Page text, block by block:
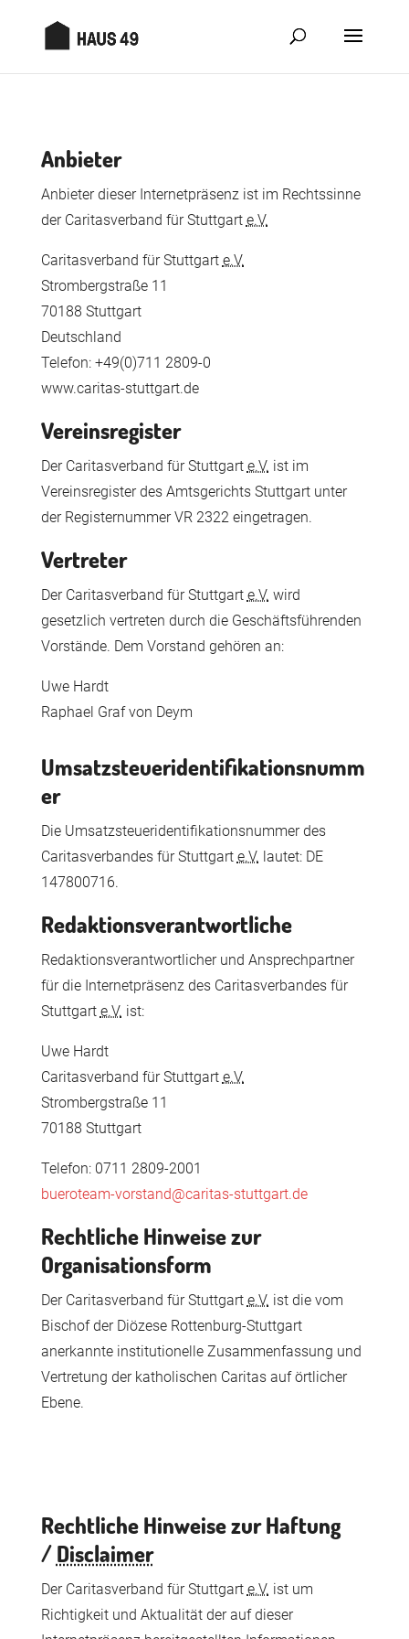
Anbieter
Anbieter dieser Internetpräsenz ist im Rechtssinne
der Caritasverband für Stuttgart e.V.
Caritasverband für Stuttgart e.V.
Strombergstraße 11
70188 Stuttgart
Deutschland
Telefon: +49(0)711 2809-0
www.caritas-stuttgart.de
Vereinsregister
Der Caritasverband für Stuttgart e.V. ist im
Vereinsregister des Amtsgerichts Stuttgart unter
der Registernummer VR 2322 eingetragen.
Vertreter
Der Caritasverband für Stuttgart e.V. wird
gesetzlich vertreten durch die Geschäftsführenden
Vorstände. Dem Vorstand gehören an:
Uwe Hardt
Raphael Graf von Deym
Umsatzsteueridentifikationsnumm
er
Die Umsatzsteueridentifikationsnummer des
Caritasverbandes für Stuttgart e.V. lautet: DE
147800716.
Redaktionsverantwortliche
Redaktionsverantwortlicher und Ansprechpartner
für die Internetpräsenz des Caritasverbandes für
Stuttgart e.V. ist:
Uwe Hardt
Caritasverband für Stuttgart e.V.
Strombergstraße 11
70188 Stuttgart
Telefon: 0711 2809-2001
bueroteam-vorstand@caritas-stuttgart.de
Rechtliche Hinweise zur
Organisationsform
Der Caritasverband für Stuttgart e.V. ist die vom
Bischof der Diözese Rottenburg-Stuttgart
anerkannte institutionelle Zusammenfassung und
Vertretung der katholischen Caritas auf örtlicher
Ebene.
Rechtliche Hinweise zur Haftung
/Disclaimer
Der Caritasverband für Stuttgart e.V. ist um
Richtigkeit und Aktualität der auf dieser